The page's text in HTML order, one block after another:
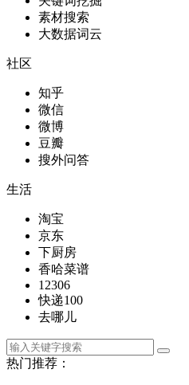
素材搜索
大数据词云
社区
知乎
微信
微博
豆瓣
搜外问答
生活
淘宝
京东
下厨房
香哈菜谱
12306
快递100
去哪儿
热门推荐：